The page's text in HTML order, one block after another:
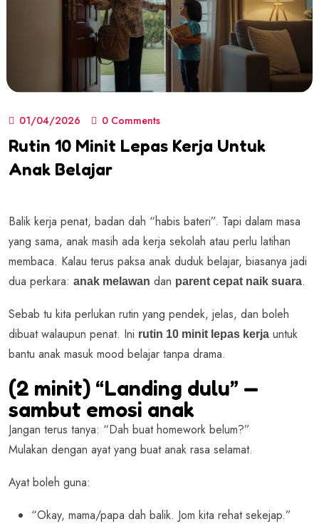
01/04/2026 0 Comments
Rutin 10 Minit Lepas Kerja Untuk
Anak Belajar
Balik kerja penat, badan dah “habis bateri”. Tapi dalam masa
yang sama, anak masih ada kerja sekolah atau perlu latihan
membaca. Kalau terus paksa anak duduk belajar, biasanya jadi
dua perkara: anak melawan dan parent cepat naik suara.
Sebab tu kita perlukan rutin yang pendek, jelas, dan boleh
dibuat walaupun penat. Ini rutin 10 minit lepas kerja untuk
bantu anak masuk mood belajar tanpa drama.
(2 minit) “Landing dulu” —
sambut emosi anak
Jangan terus tanya: “Dah buat homework belum?”
Mulakan dengan ayat yang buat anak rasa selamat.
Ayat boleh guna:
“Okay, mama/papa dah balik. Jom kita rehat sekejap.”